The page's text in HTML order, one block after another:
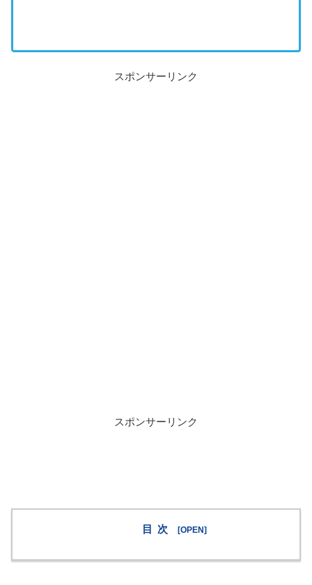
スポンサーリンク
スポンサーリンク
目次